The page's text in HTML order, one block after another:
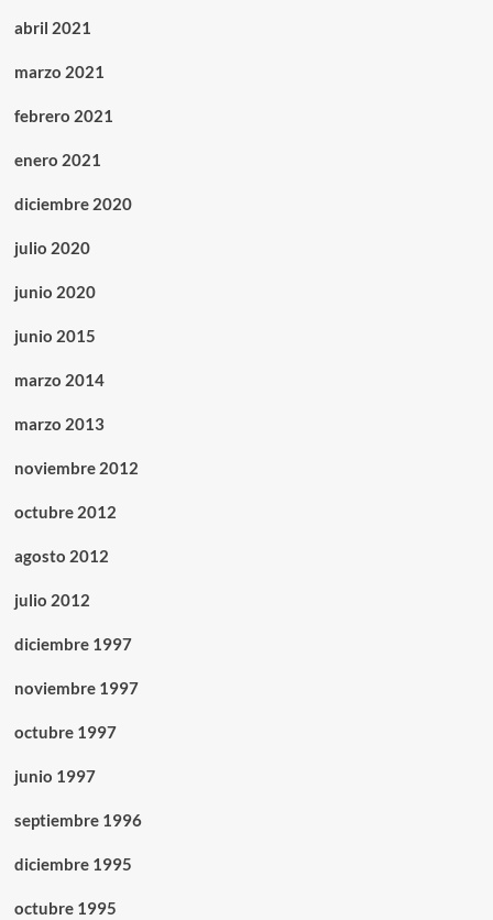
abril 2021
marzo 2021
febrero 2021
enero 2021
diciembre 2020
julio 2020
junio 2020
junio 2015
marzo 2014
marzo 2013
noviembre 2012
octubre 2012
agosto 2012
julio 2012
diciembre 1997
noviembre 1997
octubre 1997
junio 1997
septiembre 1996
diciembre 1995
octubre 1995